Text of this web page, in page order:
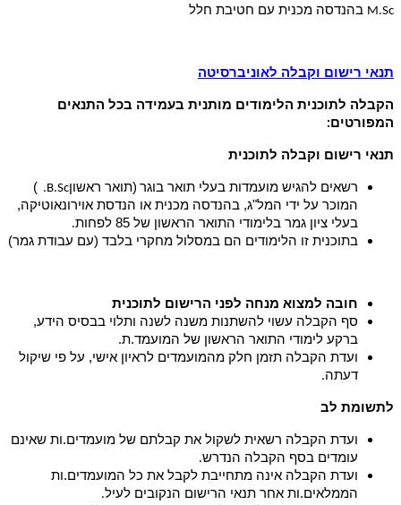
M.Sc בהנדסה מכנית עם חטיבת חלל
תנאי רישום וקבלה לאוניברסיטה
הקבלה לתוכנית הלימודים מותנית בעמידה בכל התנאים
המפורטים:
תנאי רישום וקבלה לתוכנית
רשאים להגיש מועמדות בעלי תואר בוגר (תואר ראשוןB.Sc.
)
המוכר על ידי המל"ג, בהנדסה מכנית או הנדסת אוירונאוטיקה,
בעלי ציון גמר בלימודי התואר הראשון של 85 לפחות
.
בתוכנית זו הלימודים הם במסלול מחקרי בלבד (עם עבודת גמר)
חובה למצוא מנחה לפני הרישום לתוכנית
סף הקבלה עשוי להשתנות משנה לשנה ותלוי בבסיס הידע,
ברקע לימודי התואר הראשון של המועמד.ת.
ועדת הקבלה תזמן חלק מהמועמדים לראיון אישי, על פי שיקול
דעתה.
לתשומת לב
ועדת הקבלה רשאית לשקול את קבלתם של מועמדים.ות שאינם
עומדים בסף הקבלה הנדרש.
ועדת הקבלה אינה מתחייבת לקבל את כל המועמדים.ות
הממלאים.ות אחר תנאי הרישום הנקובים לעיל.